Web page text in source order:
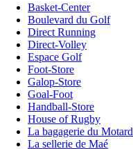
Basket-Center
Boulevard du Golf
Direct Running
Direct-Volley
Espace Golf
Foot-Store
Galop-Store
Goal-Foot
Handball-Store
House of Rugby
La bagagerie du Motard
La sellerie de Maé